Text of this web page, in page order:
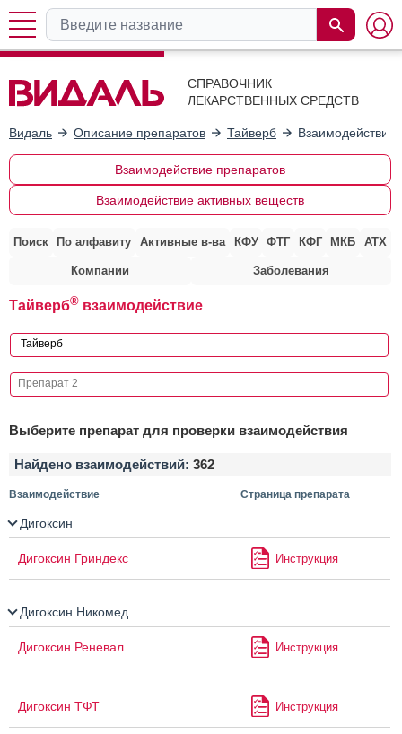
СПРАВОЧНИК
ЛЕКАРСТВЕННЫХ СРЕДСТВ
Видаль Описание препаратов Тайверб Взаимодействие
Взаимодействие препаратов
Взаимодействие активных веществ
Поиск По алфавиту Активные в-ва КФУ ФТГ КФГ МКБ АТХ
Компании Заболевания
Тайверб® взаимодействие
Выберите препарат для проверки взаимодействия
Найдено взаимодействий: 362
Взаимодействие Страница препарата
Дигоксин
Дигоксин Гриндекс Инструкция
Дигоксин Никомед
Дигоксин Реневал Инструкция
Дигоксин ТФТ Инструкция